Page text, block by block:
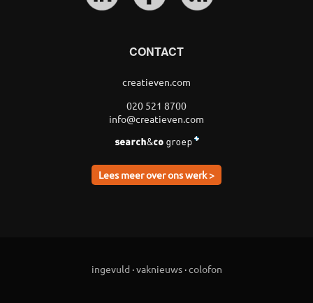
CONTACT
creatieven.com
020 521 8700
info@creatieven.com
Lees meer over ons werk >
ingevuld ·vaknieuws·colofon